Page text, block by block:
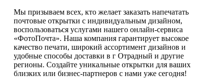
Мы призываем всех, кто желает заказать напечатать
почтовые открытки с индивидуальным дизайном,
воспользоваться услугами нашего онлайн-сервиса
«ФотоПочта». Наша компания гарантирует высокое
качество печати, широкий ассортимент дизайнов и
удобные способы доставки в г Отрадный и другие
регионы. Создайте уникальные открытки для ваших
близких или бизнес-партнеров с нами уже сегодня!